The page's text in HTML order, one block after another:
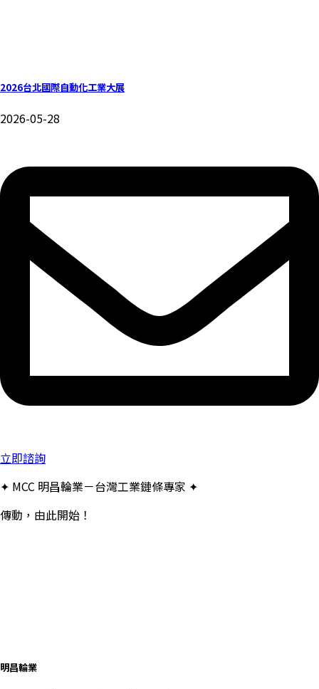
2026台北國際自動化工業大展
2026-05-28
立即諮詢
✦ MCC 明昌輪業－台灣工業鏈條專家 ✦
傳動，由此開始！
明昌輪業